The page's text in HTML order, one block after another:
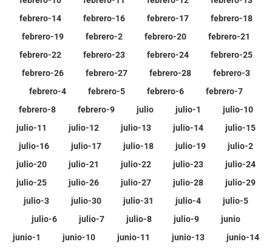
febrero-14
febrero-16 febrero-17
febrero-18
febrero-19
febrero-2 febrero-20
febrero-21
febrero-22
febrero-23 febrero-24
febrero-25
febrero-26
febrero-27 febrero-28
febrero-3
febrero-4
febrero-5 febrero-6
febrero-7
febrero-8
febrero-9 julio julio-1
julio-10
julio-11
julio-12 julio-13 julio-14
julio-15
julio-16
julio-17 julio-18 julio-19
julio-2
julio-20
julio-21 julio-22 julio-23
julio-24
julio-25
julio-26 julio-27 julio-28
julio-29
julio-3
julio-30 julio-31 julio-4
julio-5
julio-6
julio-7 julio-8 julio-9
junio
junio-1
junio-10 junio-11 junio-13
junio-14